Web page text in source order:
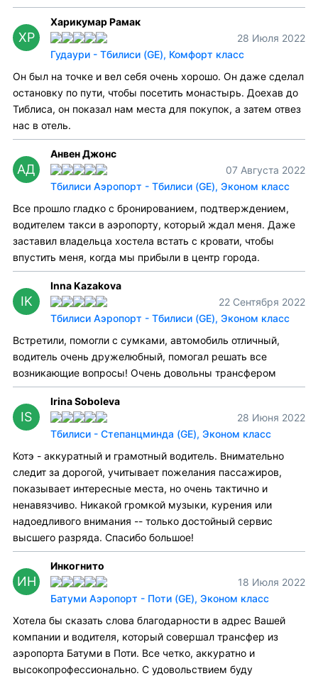
ХР
Харикумар Рамак
28 Июля 2022
Гудаури - Тбилиси (GE), Комфорт класс
Он был на точке и вел себя очень хорошо. Он даже сделал
остановку по пути, чтобы посетить монастырь. Доехав до
Тиблиса, он показал нам места для покупок, а затем отвез
нас в отель.
АД
Анвен Джонс
07 Августа 2022
Тбилиси Аэропорт - Тбилиси (GE), Эконом класс
Все прошло гладко с бронированием, подтверждением,
водителем такси в аэропорту, который ждал меня. Даже
заставил владельца хостела встать с кровати, чтобы
впустить меня, когда мы прибыли в центр города.
IK
Inna Kazakova
22 Сентября 2022
Тбилиси Аэропорт - Тбилиси (GE), Эконом класс
Встретили, помогли с сумками, автомобиль отличный,
водитель очень дружелюбный, помогал решать все
возникающие вопросы! Очень довольны трансфером
IS
Irina Soboleva
28 Июня 2022
Тбилиси - Степанцминда (GE), Эконом класс
Котэ - аккуратный и грамотный водитель. Внимательно
следит за дорогой, учитывает пожелания пассажиров,
показывает интересные места, но очень тактично и
ненавязчиво. Никакой громкой музыки, курения или
надоедливого внимания -- только достойный сервис
высшего разряда. Спасибо большое!
ИН
Инкогнито
18 Июля 2022
Батуми Аэропорт - Поти (GE), Эконом класс
Хотела бы сказать слова благодарности в адрес Вашей
компании и водителя, который совершал трансфер из
аэропорта Батуми в Поти. Все четко, аккуратно и
высокопрофессионально. С удовольствием буду